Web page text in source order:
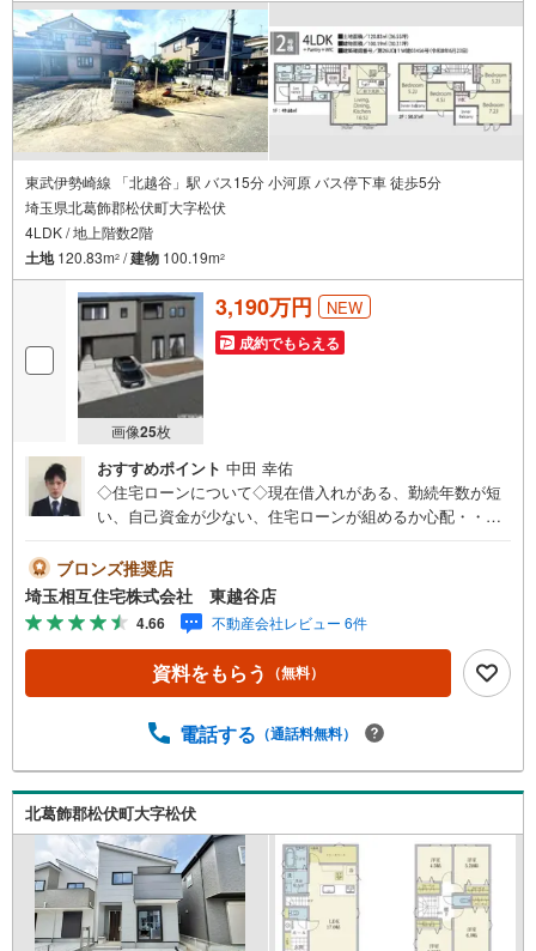
東武伊勢崎線 「北越谷」駅 バス15分 小河原 バス停下車 徒歩5分
埼玉県北葛飾郡松伏町大字松伏
4LDK / 地上階数2階
土地120.83m2 /建物 100.19m2
画像25枚
3,190万円 NEW
成約でもらえる
おすすめポイント 中田 幸佑
◇住宅ローンについて◇現在借入れがある、勤続年数が短
い、自己資金が少ない、住宅ローンが組めるか心配・・・
ーおります！お気軽にご相談下さい。◇買取保証付き売却
システム◇お住み替えでご自宅が売れない、不動産早期現
金化をしたい、他社に販売活動を依頼しているが売れな
い・・・そう思われている方。一定期間で成約に至らなか
った場合、予め設定させていただいた金額で当社が買取致
します。越谷の戸建、土地、マンション買取は弊社まで！
いただき、ご契約になりますと素敵な特典を差し上げま
イクロン掃除機等をプレゼント♪（特典は当社一定基準を
設けております。詳しくはお問合せ下さい）◇お子様がい
るお客様でも安心◇キッズスペース完備。チャイルドシー
トも完備しているので、必要の際はお声掛け下さい。
ブロンズ推奨店
埼玉相互住宅株式会社 東越谷店
4.66 不動産会社レビュー 6件
資料をもらう （無料）
電話する （通話料無料）
北葛飾郡松伏町大字松伏